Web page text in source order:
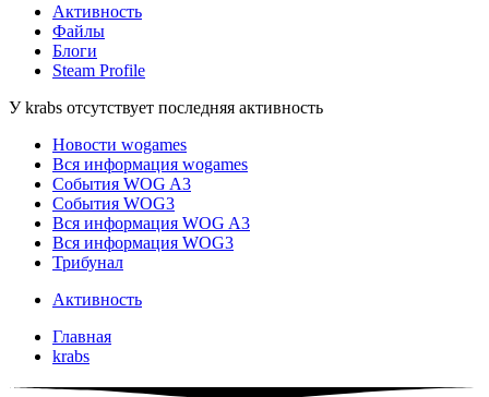
Активность
Файлы
Блоги
Steam Profile
У krabs отсутствует последняя активность
Новости wogames
Вся информация wogames
События WOG A3
События WOG3
Вся информация WOG A3
Вся информация WOG3
Трибунал
Активность
Главная
krabs